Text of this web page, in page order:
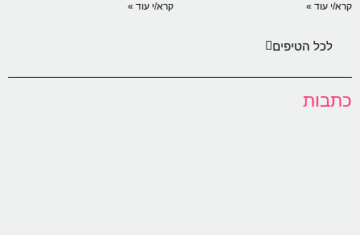
קרא/י עוד » קרא/י עוד »
לכל הטיפים
כתבות